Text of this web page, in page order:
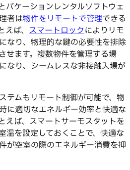
バケーションレンタルソフトウェ
者は物件をリモートで管理できる
ば、 スマートロックによりリモ
なり、物理的な鍵の必要性を排除
せます。複数物件を管理する場
なり、シームレスな非接触入場が
テムもリモート制御が可能で、物
に適切なエネルギー効率と快適な
えば、スマートサーモスタットを
温を設定しておくことで、快適な
が空室の際のエネルギー消費を抑